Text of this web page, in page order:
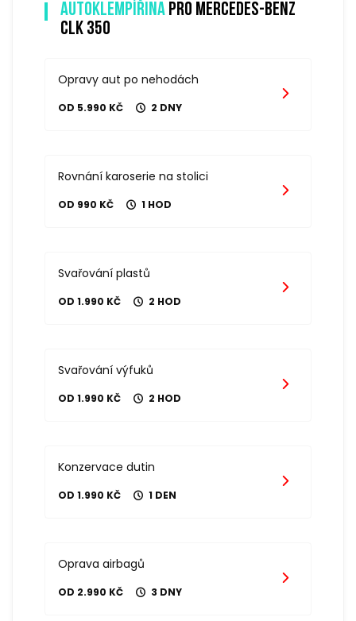
Autoklempířina pro mercedes-benz
clk 350
Opravy aut po nehodách
OD 5.990 KČ 2 DNY
Rovnání karoserie na stolici
OD 990 KČ 1 HOD
Svařování plastů
OD 1.990 KČ 2 HOD
Svařování výfuků
OD 1.990 KČ 2 HOD
Konzervace dutin
OD 1.990 KČ 1 DEN
Oprava airbagů
OD 2.990 KČ 3 DNY